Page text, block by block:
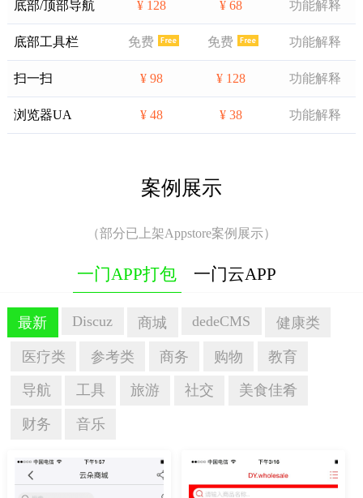
底部/顶部导航 ¥ 128 ¥ 68 功能解释
底部工具栏 免费 免费 功能解释
扫一扫 ¥ 98 ¥ 128 功能解释
浏览器UA ¥ 48 ¥ 38 功能解释
案例展示
（部分已上架Appstore案例展示）
一门APP打包 一门云APP
最新 Discuz 商城 dedeCMS 健康类
医疗类 参考类 商务 购物 教育
导航 工具 旅游 社交 美食佳肴
财务 音乐